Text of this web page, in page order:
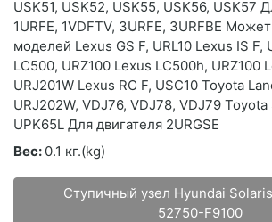
USK51, USK52, USK55, USK56, USK57
1URFE, 1VDFTV, 3URFE, 3URFBE
моделей Lexus GS F, URL10 Lexus IS F,
LC500, URZ100 Lexus LC500h, URZ100
URJ201W Lexus RC F, USC10 Toyota
URJ202W, VDJ76, VDJ78, VDJ79
UPK65L Для двигателя 2URGSE
Вес: 0.1 кг.(kg)
Ступичный узел Hyundai
52750-F9100